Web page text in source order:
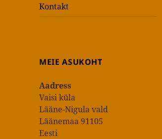
Kontakt
MEIE ASUKOHT
Aadress
Vaisi küla
Lääne-Nigula vald
Läänemaa 91105
Eesti